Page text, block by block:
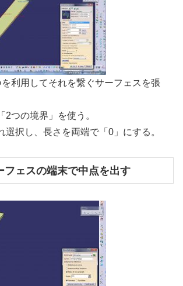
利用してそれを繋ぐサーフェスを張
2つの境界」を使う。
選択し、長さを両端で「0」にする。
フェスの端末で中点を出す